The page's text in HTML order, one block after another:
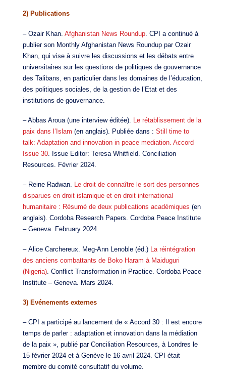
2) Publications
– Ozair Khan. Afghanistan News Roundup . CPI a continué à
publier son Monthly Afghanistan News Roundup par Ozair
Khan, qui vise à suivre les discussions et les débats entre
universitaires sur les questions de politiques de gouvernance
des Talibans, en particulier dans les domaines de l’éducation,
des politiques sociales, de la gestion de l’Etat et des
institutions de gouvernance.
– Abbas Aroua (une interview éditée).
Le rétablissement de la
paix dans l’Islam (en anglais). Publiée dans : Still time to
talk: Adaptation and innovation in peace mediation. Accord
Issue 30 . Issue Editor: Teresa Whitfield. Conciliation
Resources. Février 2024.
– Reine Radwan. Le droit de connaître le sort des personnes
disparues en droit islamique et en droit international
humanitaire : Résumé de deux publications académiques (en
anglais). Cordoba Research Papers. Cordoba Peace Institute
– Geneva. February 2024.
– Alice Carchereux. Meg-Ann Lenoble (éd.) La réintégration
des anciens combattants de Boko Haram à Maiduguri
(Nigeria) . Conflict Transformation in Practice. Cordoba Peace
Institute – Geneva. Mars 2024.
3) Evénements externes
– CPI a participé au lancement de « Accord 30 : Il est encore
temps de parler : adaptation et innovation dans la médiation
de la paix », publié par Conciliation Resources, à Londres le
15 février 2024 et à Genève le 16 avril 2024. CPI était
membre du comité consultatif du volume.